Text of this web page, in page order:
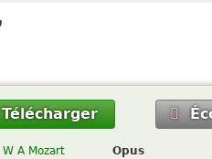
Télécharger
W A Mozart Opus